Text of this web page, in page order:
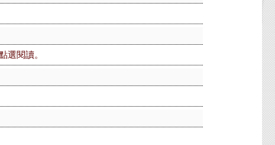
選閱讀。